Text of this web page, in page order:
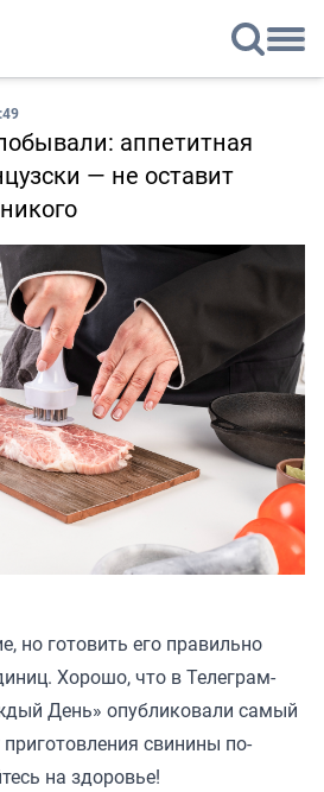
аппетитная
— не оставит
но готовить его правильно
Хорошо, что в Телеграм-
День» опубликовали самый
свинины по-
на здоровье!